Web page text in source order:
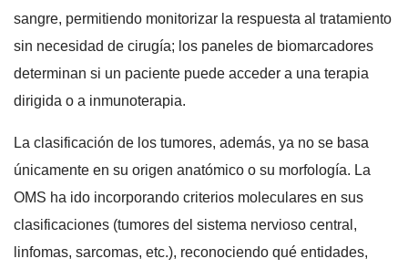
sangre, permitiendo monitorizar la respuesta al tratamiento
sin necesidad de cirugía; los paneles de biomarcadores
determinan si un paciente puede acceder a una terapia
dirigida o a inmunoterapia.
La clasificación de los tumores, además, ya no se basa
únicamente en su origen anatómico o su morfología. La
OMS ha ido incorporando criterios moleculares en sus
clasificaciones (tumores del sistema nervioso central,
linfomas, sarcomas, etc.), reconociendo qué entidades,